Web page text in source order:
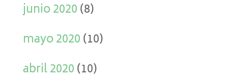
junio 2020(8)
mayo 2020(10)
abril 2020(10)